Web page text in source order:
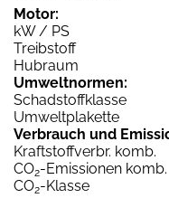
Motor:
kW / PS
Treibstoff
Hubraum
Umweltnormen:
Schadstoffklasse
Umweltplakette
Verbrauch und
Kraftstoffverbr. komb.
CO2-Emissionen komb.
CO2-Klasse